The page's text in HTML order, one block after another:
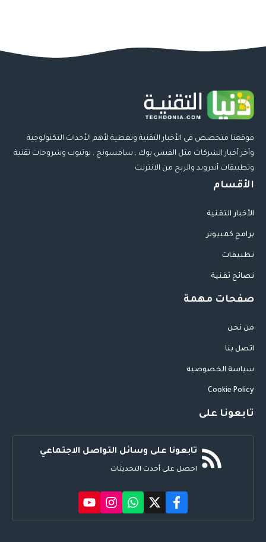
موقعنا متخصص فى الأخبار التقنية وتغطية لأهم الأحداث التكنولوجية
وأخر أخبار الشركات مثل الفيس بوك , سامسونج , يوتيوب وشروحات تقنية
وتطبيقات أندرويد والربح من الانترنت
الأقسام
الأخبار التقنية
برامج كمبيوتر
تطبيقات
نصائح تقنية
صفحات مهمة
من نحن
اتصل بنا
سياسة الخصوصية
Cookie Policy
تابعونا على
تابعونا على وسائل التواصل الاجتماعي
احصل على أحدث التحديثات